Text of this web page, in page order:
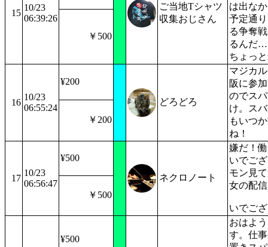
15
10/23
06:39:26
ご当地Tシャツ
収集おじさん
は出な
予定通
る争奪
るんだ…
ちょっ
￥500
16
10/23
06:55:24
¥200
どろどろ
マジカ
阪に参
のでス
け。ス
もいつ
ね！
￥200
17
10/23
06:56:47
¥500
ネクロノート
嫌だ！
いでご
モン見
女の配
いでご
￥500
¥500
おはよ
す。仕